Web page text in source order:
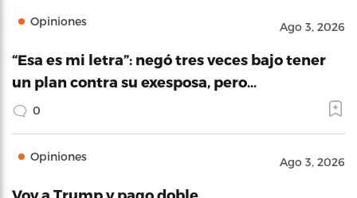
Opiniones Ago 3, 2026
“Esa es mi letra”: negó tres veces bajo tener
un plan contra su exesposa, pero…
0
Opiniones Ago 3, 2026
Voy a Trump y pago doble